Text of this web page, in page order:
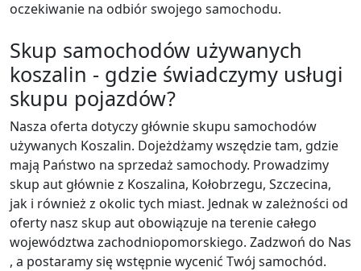
oczekiwanie na odbiór swojego samochodu.
Skup samochodów używanych
koszalin - gdzie świadczymy usługi
skupu pojazdów?
Nasza oferta dotyczy głównie skupu samochodów
używanych Koszalin. Dojeżdżamy wszędzie tam, gdzie
mają Państwo na sprzedaż samochody. Prowadzimy
skup aut głównie z Koszalina, Kołobrzegu, Szczecina,
jak i również z okolic tych miast. Jednak w zależności od
oferty nasz skup aut obowiązuje na terenie całego
województwa zachodniopomorskiego. Zadzwoń do Nas
, a postaramy się wstępnie wycenić Twój samochód.